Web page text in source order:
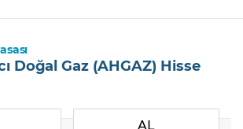
Doğal Gaz (AHGAZ) Hisse
AL